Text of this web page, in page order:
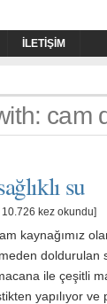
İLETIŞIM
cam
su
| 10.726 kez okundu]
kaynağımız
doldurulan
ile çeşitli
yapılıyor